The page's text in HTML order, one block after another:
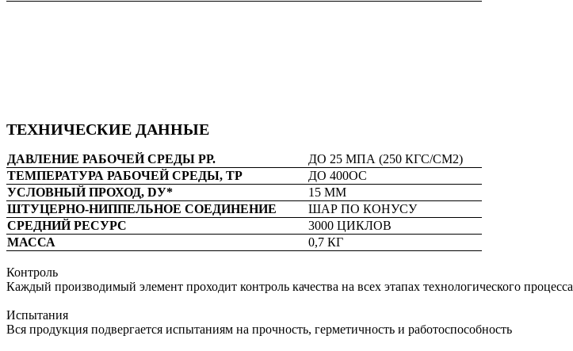
ТЕХНИЧЕСКИЕ ДАННЫЕ
ДАВЛЕНИЕ РАБОЧЕЙ СРЕДЫ РР.
ДО 25 МПА (250 КГС/СМ2)
ТЕМПЕРАТУРА РАБОЧЕЙ СРЕДЫ, ТР
ДО 400ОС
УСЛОВНЫЙ ПРОХОД, DУ*
15 ММ
ШТУЦЕРНО-НИППЕЛЬНОЕ СОЕДИНЕНИЕ
ШАР ПО КОНУСУ
СРЕДНИЙ РЕСУРС
3000 ЦИКЛОВ
МАССА
0,7 КГ
Контроль
Каждый производимый элемент проходит контроль качества на всех этапах технологического процесса
Испытания
Вся продукция подвергается испытаниям на прочность, герметичность и работоспособность